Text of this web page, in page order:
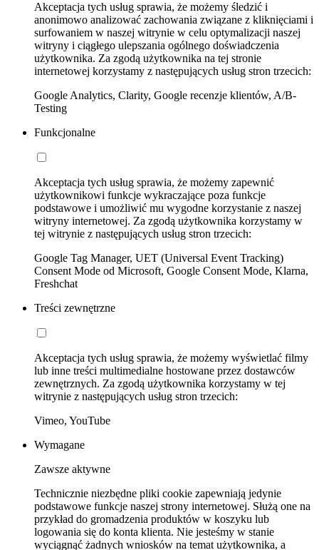
Akceptacja tych usług sprawia, że możemy śledzić i
anonimowo analizować zachowania związane z kliknięciami i
surfowaniem w naszej witrynie w celu optymalizacji naszej
witryny i ciągłego ulepszania ogólnego doświadczenia
użytkownika. Za zgodą użytkownika na tej stronie
internetowej korzystamy z następujących usług stron trzecich:
Google Analytics, Clarity, Google recenzje klientów, A/B-
Testing
Funkcjonalne
Akceptacja tych usług sprawia, że możemy zapewnić
użytkownikowi funkcje wykraczające poza funkcje
podstawowe i umożliwić mu wygodne korzystanie z naszej
witryny internetowej. Za zgodą użytkownika korzystamy w
tej witrynie z następujących usług stron trzecich:
Google Tag Manager, UET (Universal Event Tracking)
Consent Mode od Microsoft, Google Consent Mode, Klarna,
Freshchat
Treści zewnętrzne
Akceptacja tych usług sprawia, że możemy wyświetlać filmy
lub inne treści multimedialne hostowane przez dostawców
zewnętrznych. Za zgodą użytkownika korzystamy w tej
witrynie z następujących usług stron trzecich:
Vimeo, YouTube
Wymagane
Zawsze aktywne
Technicznie niezbędne pliki cookie zapewniają jedynie
podstawowe funkcje naszej strony internetowej. Służą one na
przykład do gromadzenia produktów w koszyku lub
logowania się do konta klienta. Nie jesteśmy w stanie
wyciągnąć żadnych wniosków na temat użytkownika, a